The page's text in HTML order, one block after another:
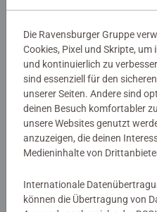
18,99 €
Ähnliche Motive
Die Ravensburger Gruppe
Cookies, Pixel und Skripte,
und kontinuierlich zu
sind essenziell für den
unserer Seiten. Andere sind
deinen Besuch komfortabler
unsere Websites genutzt
anzuzeigen, die deinen
Medieninhalte von
Internationale
können die Übertragung von